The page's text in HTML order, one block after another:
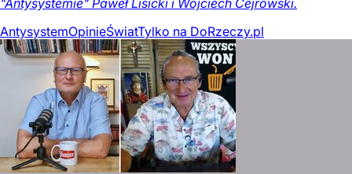
AntysystemOpinieŚwiatTylko na DoRzeczy.pl